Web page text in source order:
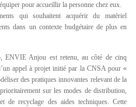
pour accueillir la personne chez eux.
qui souhaitent acquérir du matériel
dans un contexte budgétaire de plus en
ENVIE Anjou est retenu, au côté de cinq
appel à projet initié par la CNSA pour «
des pratiques innovantes relevant de la
sur les modes de distribution,
de recyclage des aides techniques. Cette